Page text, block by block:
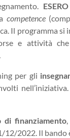
ESERO
competence
Il programma si
e attività
per gli
di finanziamento
12/2022. Il bando